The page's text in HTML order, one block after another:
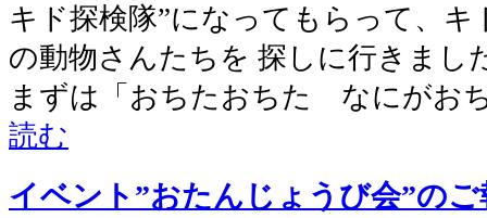
キド探検隊”になってもらって、
の動物さんたちを 探しに行きまし
まずは「おちたおちた なにがお
読む
イベント”おたんじょうび会”のご